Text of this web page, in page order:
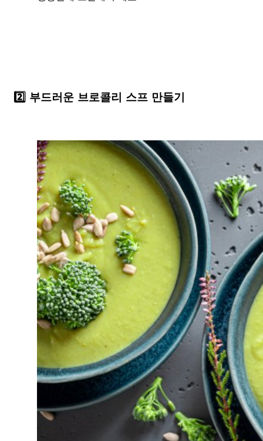
2️⃣ 부드러운 브로콜리 스프 만들기